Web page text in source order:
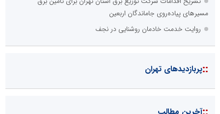
دکتر مرتضی پرهیزگار: نسخه نجات تعاون، شبکه سازی است، نه ادامه
راه قدیم
صنعت چوب؛ هنر، خلاقیت و اشتغال در کنار هم، که برای بقا نیازمند
پشتیبانی از کالای ایرانی است
اخبار زرد و واکنش های هیجانی باشید
لبنیات سنتی؛ میراثی که برای بقا به حمایت و نوآوری نیاز دارد